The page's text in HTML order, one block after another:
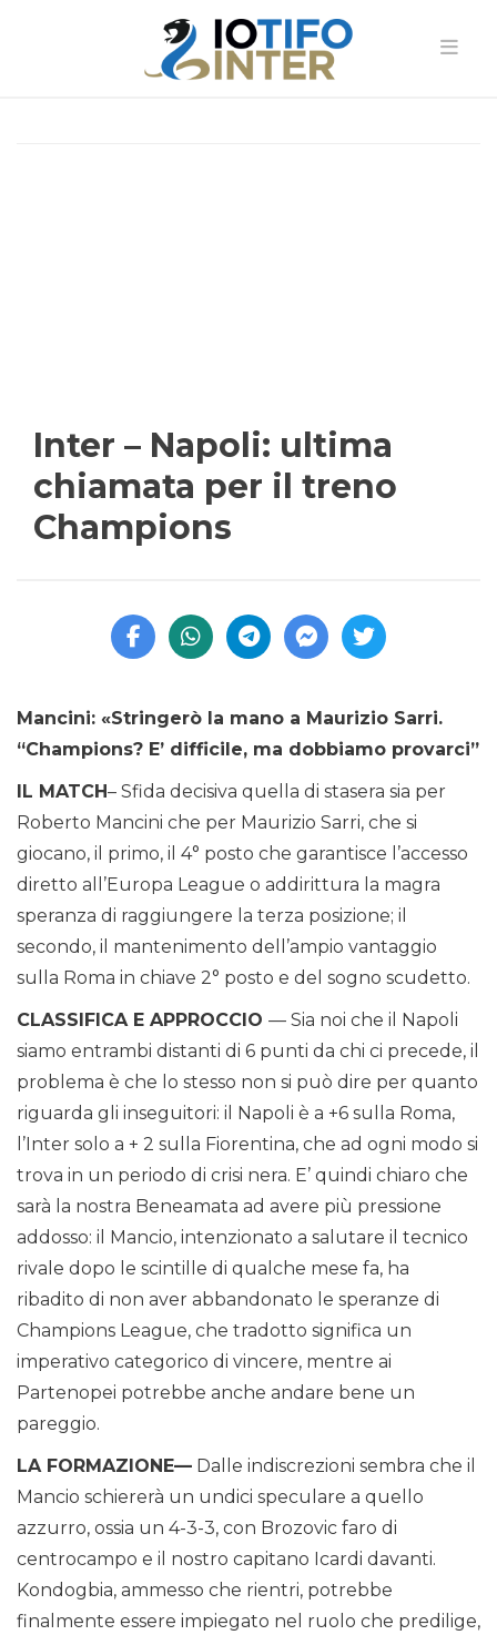
Inter – Napoli: ultima
chiamata per il treno
Champions
Mancini: «Stringerò la mano a Maurizio Sarri.
“Champions? E’ difficile, ma dobbiamo provarci”
IL MATCH– Sfida decisiva quella di stasera sia per
Roberto Mancini che per Maurizio Sarri, che si
giocano, il primo, il 4° posto che garantisce l’accesso
diretto all’Europa League o addirittura la magra
speranza di raggiungere la terza posizione; il
secondo, il mantenimento dell’ampio vantaggio
sulla Roma in chiave 2° posto e del sogno scudetto.
CLASSIFICA E APPROCCIO — Sia noi che il Napoli
siamo entrambi distanti di 6 punti da chi ci precede, il
problema è che lo stesso non si può dire per quanto
riguarda gli inseguitori: il Napoli è a +6 sulla Roma,
l’Inter solo a + 2 sulla Fiorentina, che ad ogni modo si
trova in un periodo di crisi nera. E’ quindi chiaro che
sarà la nostra Beneamata ad avere più pressione
addosso: il Mancio, intenzionato a salutare il tecnico
rivale dopo le scintille di qualche mese fa, ha
ribadito di non aver abbandonato le speranze di
Champions League, che tradotto significa un
imperativo categorico di vincere, mentre ai
Partenopei potrebbe anche andare bene un
pareggio.
LA FORMAZIONE— Dalle indiscrezioni sembra che il
Mancio schiererà un undici speculare a quello
azzurro, ossia un 4-3-3, con Brozovic faro di
centrocampo e il nostro capitano Icardi davanti.
Kondogbia, ammesso che rientri, potrebbe
finalmente essere impiegato nel ruolo che predilige,